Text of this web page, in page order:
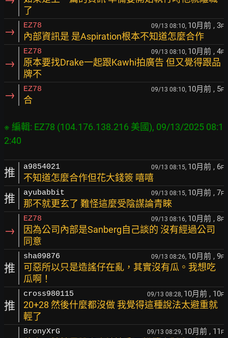
了
→ EZ78 09/13 08:10, 10月前 , 3F
內部資訊是 是Aspiration根本不知道怎麼合作
→
EZ78 09/13 08:10, 10月前 , 4F
原本要找Drake一起跟Kawhi拍廣告 但又覺得跟品
牌不
→ EZ78 09/13 08:10, 10月前 , 5F
合
※ 編輯: EZ78 (104.176.138.216 美國), 09/13/2025 08:1
推 a9854021 09/13 08:15, 10月前 , 6F
不知道怎麼合作但花大錢簽 嘻嘻
推 ayubabbit 09/13 08:15, 10月前 , 7F
那不就更玄了 難怪這麼受陰謀論青睞
→
EZ78 09/13 08:16, 10月前 , 8F
因為公司內部是Sanberg自己談的 沒有經過公司
同意
推
sha09876 09/13 08:26, 10月前 , 9F
可惡所以只是造謠仔在亂，其實沒有瓜。我想吃
瓜啊！
推
cross980115 09/13 08:28, 10月前 , 10F
20+28 然後什麼都沒做 我覺得這種說法太避重就
輕了
BronyXrG 09/13 08:29, 10月前 , 11 F